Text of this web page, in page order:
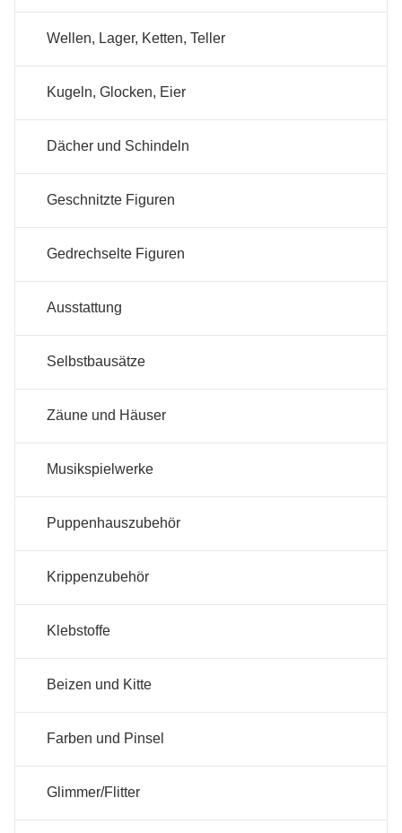
Wellen, Lager, Ketten, Teller
Kugeln, Glocken, Eier
Dächer und Schindeln
Geschnitzte Figuren
Gedrechselte Figuren
Ausstattung
Selbstbausätze
Zäune und Häuser
Musikspielwerke
Puppenhauszubehör
Krippenzubehör
Klebstoffe
Beizen und Kitte
Farben und Pinsel
Glimmer/Flitter